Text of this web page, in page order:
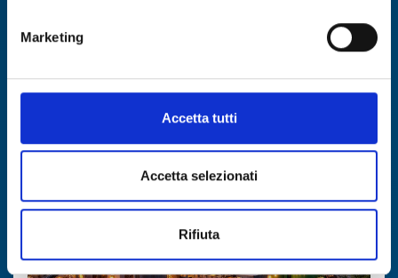
Marketing
Accetta tutti
Accetta selezionati
Rifiuta
Expires on12 marzo 2027